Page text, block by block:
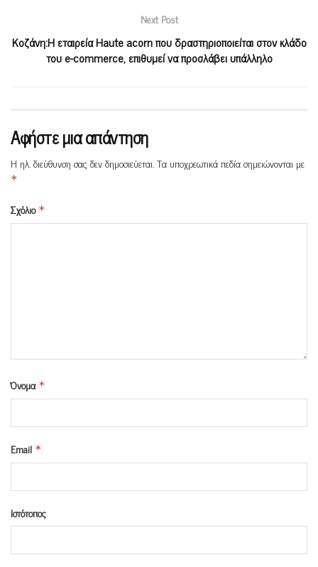
Next Post
Κοζάνη:Η εταιρεία Haute acorn που δραστηριοποιείται στον κλάδο
του e-commerce, επιθυμεί να προσλάβει υπάλληλο
Αφήστε μια απάντηση
Η ηλ. διεύθυνση σας δεν δημοσιεύεται.Τα υποχρεωτικά πεδία σημειώνονται με
*
Σχόλιο *
Όνομα *
Email *
Ιστότοπος